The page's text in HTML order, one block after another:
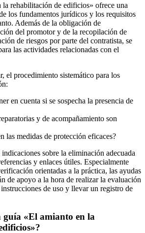
rehabilitación de edificios» ofrece una
los fundamentos jurídicos y los requisitos
Además de la obligación de
del promotor y de la recopilación de
de riesgos por parte del contratista, se
las actividades relacionadas con el
el procedimiento sistemático para los
en cuenta si se sospecha la presencia de
y de acompañamiento son
las medidas de protección eficaces?
sobre la eliminación adecuada
y enlaces útiles. Especialmente
orientadas a la práctica, las ayudas
de apoyo a la hora de realizar la evaluación
de uso y llevar un registro de
guía «El amianto en la